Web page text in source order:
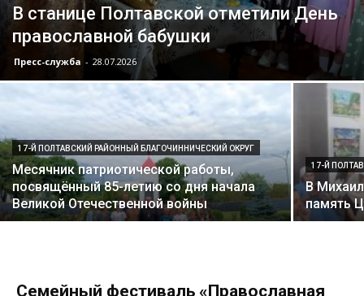
В станице Полтавской отметили День
православной бабушки
Пресс-служба - 28.07.2026
17-Й ПОЛТАВСКИЙ РАЙОННЫЙ БЛАГОЧИННИЧЕСКИЙ ОКРУГ
Месячник патриотической работы,
посвящённый 85-летию со дня начала
Великой Отечественной войны
17-Й
В
память
Семейный фестиваль «Православная